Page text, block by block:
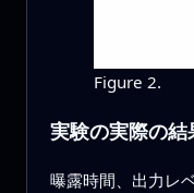
Figure 2.
実験の実際の結
曝露時間、出力レ